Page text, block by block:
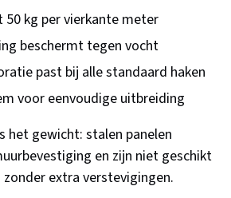
kg per vierkante meter
beschermt tegen vocht
past bij alle standaard haken
voor eenvoudige uitbreiding
het gewicht: stalen panelen
en zijn niet geschikt
extra verstevigingen.